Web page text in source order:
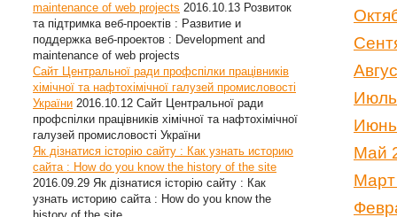
maintenance of web projects 2016.10.13 Розвиток
та підтримка веб-проектів : Развитие и
поддержка веб-проектов : Development and
maintenance of web projects
Сайт Центральної ради профспілки працівників
хімічної та нафтохімічної галузей промисловості
України 2016.10.12 Сайт Центральної ради
профспілки працівників хімічної та нафтохімічної
галузей промисловості України
Як дізнатися історію сайту : Как узнать историю
сайта : How do you know the history of the site
2016.09.29 Як дізнатися історію сайту : Как
узнать историю сайта : How do you know the
Май